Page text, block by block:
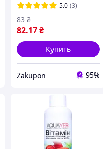
5.0 (3)
82.17 ₴
83 ₴
Купить
Zakupon 95%